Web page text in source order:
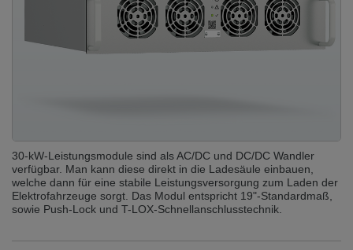
30-kW-Leistungsmodule sind als AC/DC und DC/DC Wandler
verfügbar. Man kann diese direkt in die Ladesäule einbauen,
welche dann für eine stabile Leistungsversorgung zum Laden der
Elektrofahrzeuge sorgt. Das Modul entspricht 19"-Standardmaß,
sowie Push-Lock und T-LOX-Schnellanschlusstechnik.